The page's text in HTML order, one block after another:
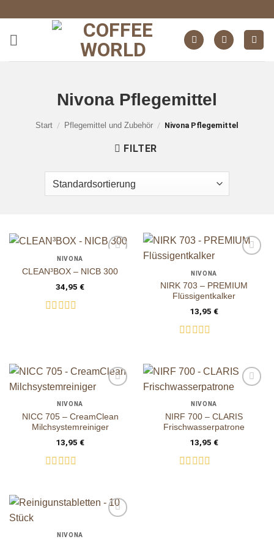
springen
Nivona Pflegemittel
Start / Pflegemittel und Zubehör / Nivona Pflegemittel
FILTER
Wunschliste
CLEAN³BOX – NICB 300
NIVONA
34,95 €
NIRK 703 – PREMIUM
Flüssigentkalker
NIVONA
13,95 €
von
5
NICC 705 – CreamClean
Milchsystemreiniger
NIVONA
13,95 €
von
NIRF 700 – CLARIS
Frischwasserpatrone
NIVONA
13,95 €
NIVONA